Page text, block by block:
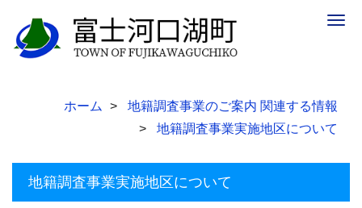
ホーム
地籍調査事業のご案内 関連する情報
地籍調査事業実施地区について
地籍調査事業実施地区について